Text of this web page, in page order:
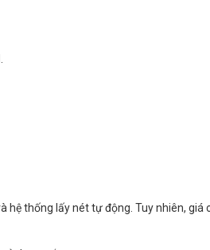
hệ thống lấy nét tự động. Tuy nhiên,